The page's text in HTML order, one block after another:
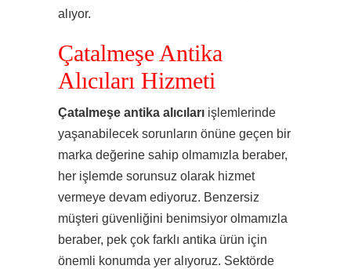
alıyor.
Çatalmeşe Antika
Alıcıları Hizmeti
Çatalmeşe antika alıcıları işlemlerinde
yaşanabilecek sorunların önüne geçen bir
marka değerine sahip olmamızla beraber,
her işlemde sorunsuz olarak hizmet
vermeye devam ediyoruz. Benzersiz
müşteri güvenliğini benimsiyor olmamızla
beraber, pek çok farklı antika ürün için
önemli konumda yer alıyoruz. Sektörde